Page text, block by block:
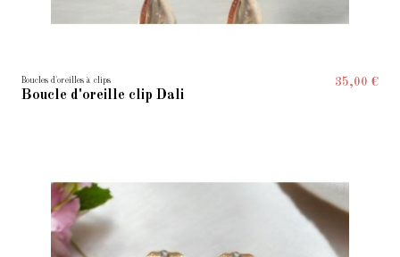
Boucles d'oreilles à clips
Boucle d'oreille clip Dali
35,00 €